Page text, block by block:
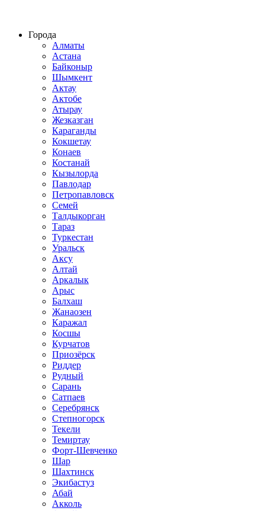
Города
Алматы
Астана
Байконыр
Шымкент
Актау
Актобе
Атырау
Жезказган
Караганды
Кокшетау
Конаев
Костанай
Кызылорда
Павлодар
Петропавловск
Семей
Талдыкорган
Тараз
Туркестан
Уральск
Аксу
Алтай
Аркалык
Арыс
Балхаш
Жанаозен
Каражал
Косшы
Курчатов
Приозёрск
Риддер
Рудный
Сарань
Сатпаев
Серебрянск
Степногорск
Текели
Темиртау
Форт-Шевченко
Шар
Шахтинск
Экибастуз
Абай
Акколь